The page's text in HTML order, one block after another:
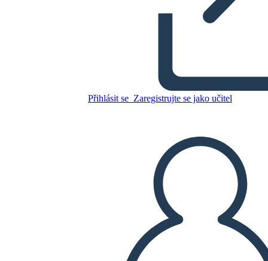
Přihlásit se Zaregistrujte se jako učitel
Blok Infographic Šablona
Zkopírujte tento scénář
VYTVOŘIT STORYBOARD
PŘEČTI MI